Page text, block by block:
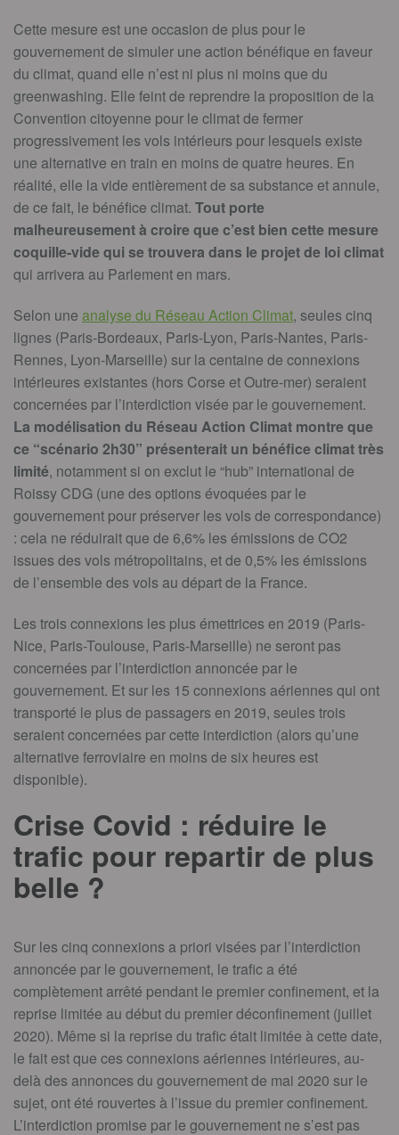
Cette mesure est une occasion de plus pour le
gouvernement de simuler une action bénéfique en faveur
du climat, quand elle n’est ni plus ni moins que du
greenwashing. Elle feint de reprendre la proposition de la
Convention citoyenne pour le climat de fermer
progressivement les vols intérieurs pour lesquels existe
une alternative en train en moins de quatre heures. En
réalité, elle la vide entièrement de sa substance et annule,
de ce fait, le bénéfice climat. Tout porte
malheureusement à croire que c’est bien cette mesure
coquille-vide qui se trouvera dans le projet de loi climat
qui arrivera au Parlement en mars.
Selon une analyse du Réseau Action Climat, seules cinq
lignes (Paris-Bordeaux, Paris-Lyon, Paris-Nantes, Paris-
Rennes, Lyon-Marseille) sur la centaine de connexions
intérieures existantes (hors Corse et Outre-mer) seraient
concernées par l’interdiction visée par le gouvernement.
La modélisation du Réseau Action Climat montre que
ce “scénario 2h30” présenterait un bénéfice climat très
limité, notamment si on exclut le “hub” international de
Roissy CDG (une des options évoquées par le
gouvernement pour préserver les vols de correspondance)
: cela ne réduirait que de 6,6% les émissions de CO2
issues des vols métropolitains, et de 0,5% les émissions
de l’ensemble des vols au départ de la France.
Les trois connexions les plus émettrices en 2019 (Paris-
Nice, Paris-Toulouse, Paris-Marseille) ne seront pas
concernées par l’interdiction annoncée par le
gouvernement. Et sur les 15 connexions aériennes qui ont
transporté le plus de passagers en 2019, seules trois
seraient concernées par cette interdiction (alors qu’une
alternative ferroviaire en moins de six heures est
disponible).
Crise Covid : réduire le
trafic pour repartir de plus
belle ?
Sur les cinq connexions a priori visées par l’interdiction
annoncée par le gouvernement, le trafic a été
complètement arrêté pendant le premier confinement, et la
reprise limitée au début du premier déconfinement (juillet
2020). Même si la reprise du trafic était limitée à cette date,
le fait est que ces connexions aériennes intérieures, au-
delà des annonces du gouvernement de mai 2020 sur le
sujet, ont été rouvertes à l’issue du premier confinement.
L’interdiction promise par le gouvernement ne s’est pas